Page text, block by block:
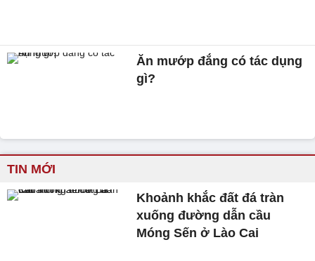
Ăn mướp đắng có tác dụng
gì?
TIN MỚI
Khoảnh khắc đất đá tràn
xuống đường dẫn cầu
Móng Sến ở Lào Cai